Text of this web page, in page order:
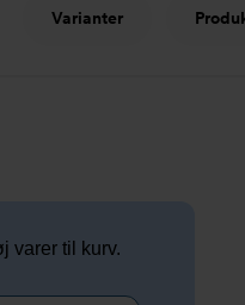
Varianter
varer til kurv.